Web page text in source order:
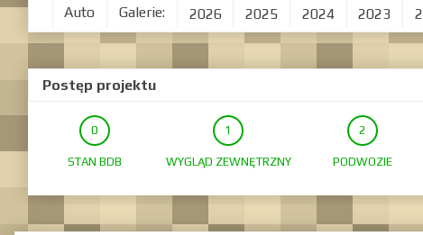
Auto Galerie: 2026 2025 2024 2023
Postęp projektu
STAN BDB WYGLĄD ZEWNĘTRZNY PODWOZIE